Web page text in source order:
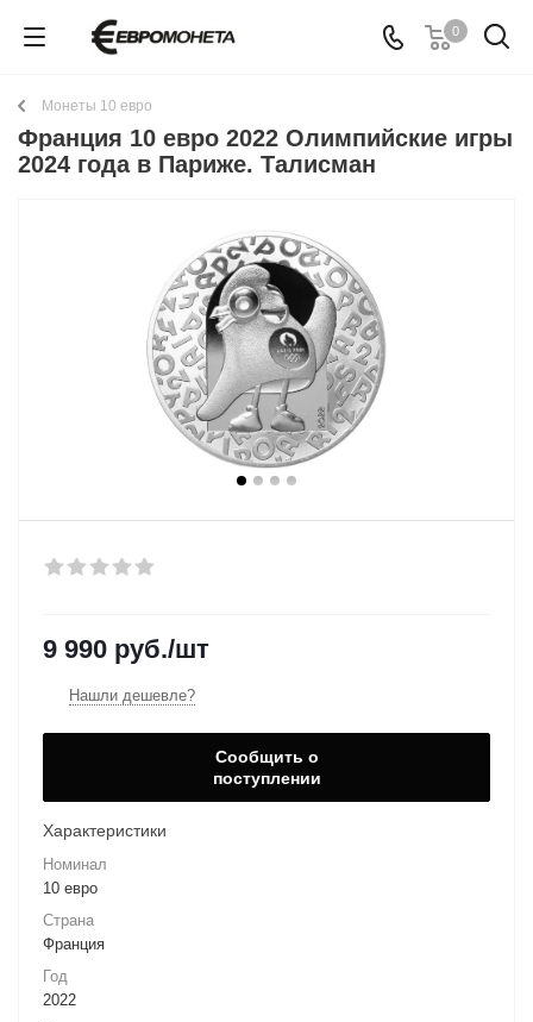
0
Монеты 10 евро
Франция 10 евро 2022 Олимпийские игры
2024 года в Париже. Талисман
9 990 руб./шт
Нашли дешевле?
Сообщить о
поступлении
Характеристики
Номинал
10 евро
Страна
Франция
Год
2022